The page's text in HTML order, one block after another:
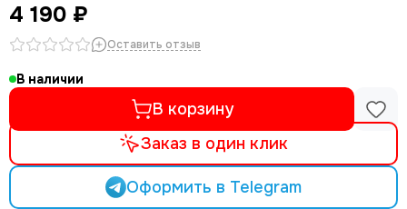
4 190 ₽
Оставить отзыв
В наличии
В корзину
Заказ в один клик
Оформить в Telegram